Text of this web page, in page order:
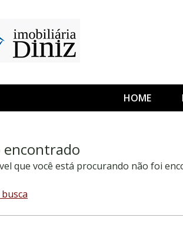
HOME
encontrado
que você está procurando não foi